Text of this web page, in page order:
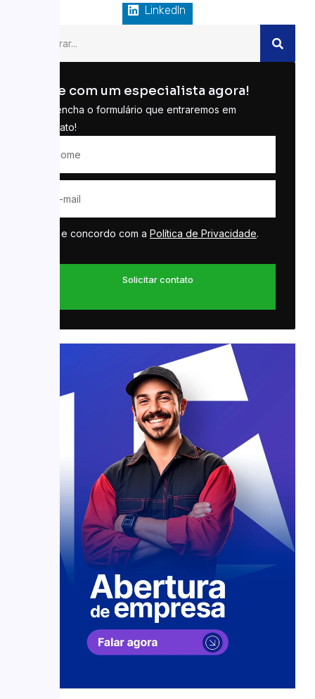
LinkedIn
Fale com um especialista agora!
Preencha o formulário que entraremos em
contato!
Li e concordo com a Política de Privacidade.
Solicitar contato